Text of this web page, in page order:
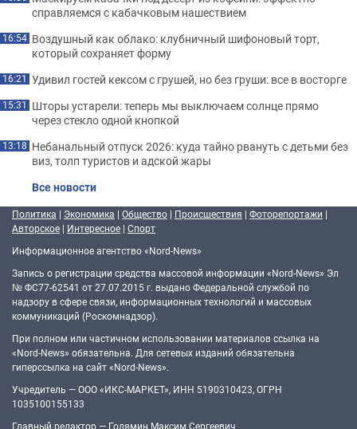
справляемся с кабачковым нашествием
16:54 Воздушный как облако: клубничный шифоновый торт,
который сохраняет форму
16:21 Удивил гостей кексом с грушей, но без груши: все в восторге
15:31 Шторы устарели: теперь мы выключаем солнце прямо
через стекло одной кнопкой
13:18 Небанальный отпуск 2026: куда тайно рвануть с детьми без
виз, толп туристов и адской жары
Все новости
Политика | Экономика | Общество | Происшествия | Фоторепортажи |
Авторское | Интересное | Спорт
Информационное агентство «Nord-News»
Запись о регистрации средства массовой информации «Nord-News» Эл
№ ФС77-62541 от 27.07.2015 г. выдано Федеральной службой по
надзору в сфере связи, информационных технологий и массовых
коммуникаций (Роскомнадзор).
При полном или частичном использовании материалов ссылка на
«Nord-News» обязательна. Для сетевых изданий обязательна
гиперссылка на сайт «Nord-News».
Учредитель — ООО «ИКС-МАРКЕТ», ИНН 5190310423, ОГРН
1035100155133
Главный редактор — Голямин Максим Сергеевич